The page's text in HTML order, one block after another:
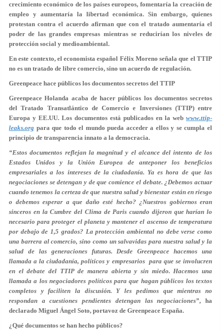
crecimiento económico de los países europeos, fomentaría la creación de
empleo y aumentaría la libertad económica. Sin embargo, quienes
protestan contra el acuerdo afirman que con el tratado aumentaría el
poder de las grandes empresas mientras se reducirían los niveles de
protección social y medioambiental.
En este contexto, el economista español Félix Moreno señala que el TTIP
no es un tratado de libre comercio, sino un acuerdo de regulación.
Greenpeace hace públicos los documentos secretos del TTIP
Greenpeace Holanda acaba de hacer públicos los documentos secretos
del Tratado Transatlántico de Comercio e Inversiones (TTIP)entre
Europa y EE.UU. Los documentos está publicados en la web www.ttip-
leaks.org para que todo el mundo pueda acceder a ellos y se cumpla el
principio de transparencia innato a la democracia.
“Estos documentos reflejan la magnitud y el alcance del intento de los
Estados Unidos y la Unión Europea de anteponer los beneficios
empresariales a los intereses de la ciudadanía. Ya es hora de que las
negociaciones se detengan y de que comience el debate. ¿Debemos actuar
cuando tenemos la certeza de que nuestra salud y bienestar están en riesgo
o debemos esperar a que daño esté hecho? ¿Nuestros gobiernos eran
sinceros en la Cumbre del Clima de Paris cuando dijeron que harían lo
necesario para proteger el planeta y mantener el ascenso de temperatura
por debajo de 1,5 grados? La protección ambiental no debe verse como
una barrera al comercio, sino como un salvavidas para nuestra salud y la
salud de las generaciones futuras. Desde Greenpeace hacemos una
llamada a la ciudadanía, políticos y empresarios para que se involucren
en el debate del TTIP de manera abierta y sin miedo. Hacemos una
llamada a los negociadores políticos para que hagan públicos los textos
completos y faciliten la discusión. Y les pedimos que mientras no
respondan a cuestiones pendientes detengan las negociaciones”, ha
declarado Miguel Ángel Soto, portavoz de Greenpeace España.
¿Qué documentos se han hecho públicos?